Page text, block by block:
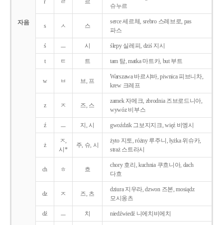
자음
r ㄹ 르
슈누르
s ㅅ 스
serce 세르체, srebro 스레브로, pas
파스
ś ㅡ 시 ślepy 실레피, dziś 지시
t ㅌ 트 tam 탐, matka 마트카, but 부트
w ㅂ 브, 프
Warszawa 바르샤바, piwnica 피브니차,
krew 크레프
z ㅈ 즈, 스
zamek 자메크, zbrodnia 즈브로드니아,
wywóz 비부스
ź ㅡ 지, 시 gwoździk 그보지지크, więź 비엥시
ż
ㅈ,
시*
주, 슈, 시
żyto 지토, różny 루주니, łyżka 위슈카,
straż 스트라시
ch ㅎ 흐
chory 호리, kuchnia 쿠흐니아, dach
다흐
dz ㅈ 즈, 츠
dziura 지우라, dzwon 즈본, mosiądz
모시옹츠
dź ㅡ 치 niedźwiedź 니에치비에치